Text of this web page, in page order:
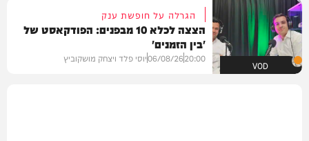
VOD
הגרלה על חופשת ענק
הצצה לכלא 10 מבפנים: הפודקאסט של
'בין הזמנים'
20:00
06/08/26יוסי פלד ויצחק מושקוביץ